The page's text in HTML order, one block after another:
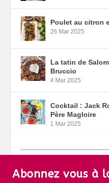
Poulet au citron
26 Mar 2025
La tatin de
Bruccio
4 Mar 2025
Cocktail : Jack
Père Magloire
1 Mar 2025
Abonnez vous à